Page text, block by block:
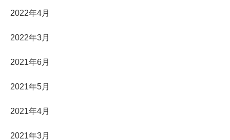
2022年4月
2022年3月
2021年6月
2021年5月
2021年4月
2021年3月